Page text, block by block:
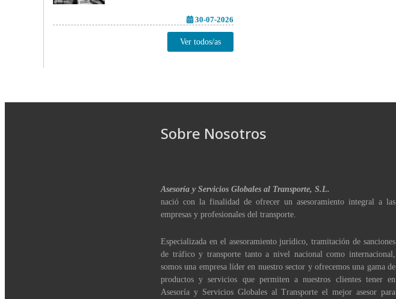
30-07-2026
Ver todos/as
Sobre Nosotros
Asesoría y Servicios Globales al Transporte, S.L.
nació con la finalidad de ofrecer un asesoramiento integral a las
empresas y profesionales del transporte.
Especializada en el asesoramiento jurídico, tramitación de sanciones
de tráfico y transporte tanto a nivel nacional como internacional,
somos una empresa líder en nuestro sector y ofrecemos una gama de
productos y servicios que permiten a nuestros clientes tener en
Asesoría y Servicios Globales al Transporte el mejor asesor para